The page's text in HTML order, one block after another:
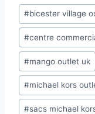
Étiquettes
de
la
publication :
#bicester village
#centre
#mango outlet uk
#michael kors
#sacs michael